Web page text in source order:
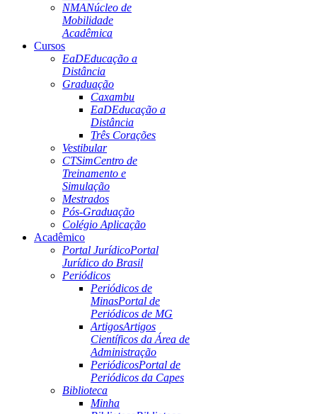
NMANúcleo de
Mobilidade
Acadêmica
Cursos
EaDEducação a
Distância
Graduação
Caxambu
EaDEducação a
Distância
Três Corações
Vestibular
CTSimCentro de
Treinamento e
Simulação
Mestrados
Pós-Graduação
Colégio Aplicação
Acadêmico
Portal JurídicoPortal
Jurídico do Brasil
Periódicos
Periódicos de
MinasPortal de
Periódicos de MG
ArtigosArtigos
Científicos da Área de
Administração
PeriódicosPortal de
Periódicos da Capes
Biblioteca
Minha